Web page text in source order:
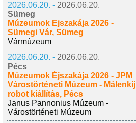
2026.06.20. - 2026.06.20.
Sümeg
Múzeumok Éjszakája 2026 -
Sümegi Vár, Sümeg
Vármúzeum
2026.06.20. - 2026.06.20.
Pécs
Múzeumok Éjszakája 2026 - JPM
Várostörténeti Múzeum - Málenkij
robot kiállítás, Pécs
Janus Pannonius Múzeum -
Várostörténeti Múzeum